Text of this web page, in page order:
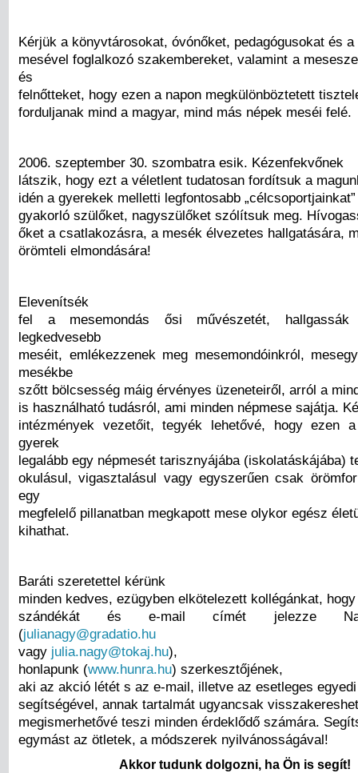
Kérjük a könyvtárosokat, óvónőket, pedagógusokat és a
mesével foglalkozó szakembereket, valamint a
és
felnőtteket, hogy ezen a napon megkülönböztetett
forduljanak mind a magyar, mind más népek meséi felé.
2006. szeptember 30. szombatra esik. Kézenfekvőnek
látszik, hogy ezt a véletlent tudatosan fordítsuk a
idén a gyerekek melletti legfontosabb
gyakorló szülőket, nagyszülőket szólítsuk meg.
őket a csatlakozásra, a mesék élvezetes hallgatására,
örömteli elmondására!
Elevenítsék
fel a mesemondás ősi művészetét, hallgassák
legkedvesebb
meséit, emlékezzenek meg mesemondóinkról,
mesékbe
szőtt bölcsesség máig érvényes üzeneteiről, arról a
is használható tudásról, ami minden népmese sajátja.
intézmények vezetőit, tegyék lehetővé, hogy ezen
gyerek
legalább egy népmesét tarisznyájába (iskolatáskájába)
okulásul, vigasztalásul vagy egyszerűen csak
egy
megfelelő pillanatban megkapott mese olykor egész
kihathat.
Baráti szeretettel kérünk
minden kedves, ezügyben elkötelezett kollégánkat,
szándékát és e-mail címét jelezze
(julianagy@gradatio.hu
vagy julia.nagy@tokaj.hu),
honlapunk (www.hunra.hu) szerkesztőjének,
aki az akció létét s az e-mail, illetve az esetleges
segítségével, annak tartalmát ugyancsak
megismerhetővé teszi minden érdeklődő számára.
egymást az ötletek, a módszerek nyilvánosságával!
Akkor tudunk dolgozni, ha Ön is segít!